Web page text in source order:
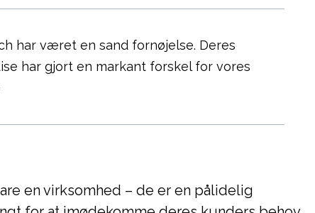
har været en sand fornøjelse. Deres
har gjort en markant forskel for vores
en virksomhed – de er en pålidelig